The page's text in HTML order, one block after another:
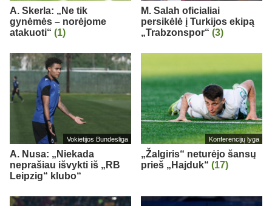
A. Skerla: „Ne tik
gynėmės – norėjome
atakuoti“ (1)
M. Salah oficialiai
persikėlė į Turkijos ekipą
„Trabzonspor“ (3)
Vokietijos Bundesliga
A. Nusa: „Niekada
neprašiau išvykti iš „RB
Leipzig“ klubo“
Konferencijų lyga
„Žalgiris“ neturėjo šansų
prieš „Hajduk“ (17)